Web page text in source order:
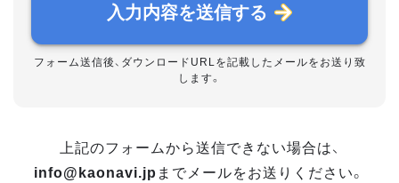
入力内容を送信する
フォーム送信後、ダウンロードURLを記載したメールをお送り致
します。
上記のフォームから送信できない場合は、
info@kaonavi.jp までメールをお送りください。